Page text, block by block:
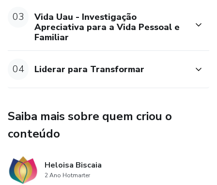
03
Vida Uau - Investigação
Apreciativa para a Vida Pessoal e
Familiar
04 Liderar para Transformar
Saiba mais sobre quem criou o
conteúdo
Heloisa Biscaia
2 Ano Hotmarter